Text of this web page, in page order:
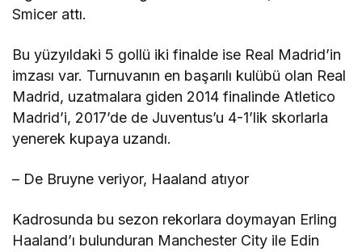
Smicer attı.
Bu yüzyıldaki 5 gollü iki finalde ise Real Madrid’in
imzası var. Turnuvanın en başarılı kulübü olan Real
Madrid, uzatmalara giden 2014 finalinde Atletico
Madrid’i, 2017’de de Juventus’u 4-1’lik skorlarla
yenerek kupaya uzandı.
– De Bruyne veriyor, Haaland atıyor
Kadrosunda bu sezon rekorlara doymayan Erling
Haaland’ı bulunduran Manchester City ile Edin